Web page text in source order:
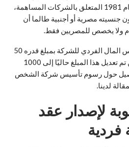
بتعديل القانون رقم 159 لعام 1981 المتعلق بالشركات المساهمة،
جنسيته مصرية أو أجنبية طالما أن
ولا يخصص للمصريين فقط.
تم تخصيص الحد الأدنى لرأس المال الفردي للشركة بمبلغ قدره 50
ألف جنيه في السابق، ولكن تم تعديل هذا المبلغ حاليًا إلى 1000
حول رسوم تأسيس شركة الشخص
لدينا.
لإصدار عقد